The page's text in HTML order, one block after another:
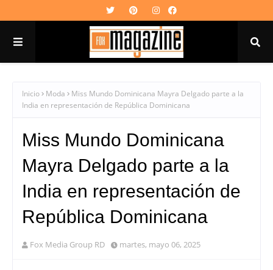
Inicio Moda
Miss Mundo Dominicana Mayra Delgado parte a la
India en representación de República Dominicana
Miss Mundo Dominicana
Mayra Delgado parte a la
India en representación de
República Dominicana
Fox Media Group RD martes, mayo 06, 2025